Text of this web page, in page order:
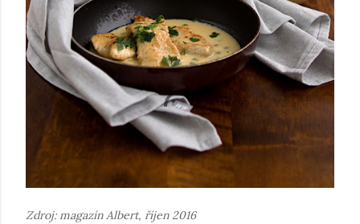
Zdroj: magazín Albert, říjen 2016